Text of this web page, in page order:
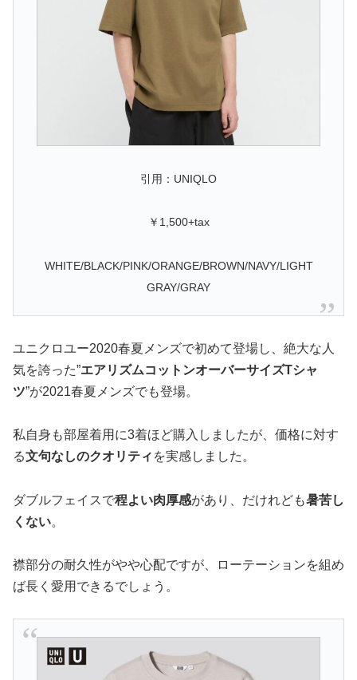
引用：UNIQLO
￥1,500+tax
WHITE/BLACK/PINK/ORANGE/BROWN/NAVY/LIGHT
GRAY/GRAY
ユニクロユー2020春夏メンズで初めて登場し、絶大な人
気を誇った”エアリズムコットンオーバーサイズTシャ
ツ”が2021春夏メンズでも登場。
私自身も部屋着用に3着ほど購入しましたが、価格に対す
る文句なしのクオリティ を実感しました。
ダブルフェイスで程よい肉厚感があり、だけれども暑苦し
くない。
襟部分の耐久性がやや心配ですが、ローテーションを組め
ば長く愛用できるでしょう。